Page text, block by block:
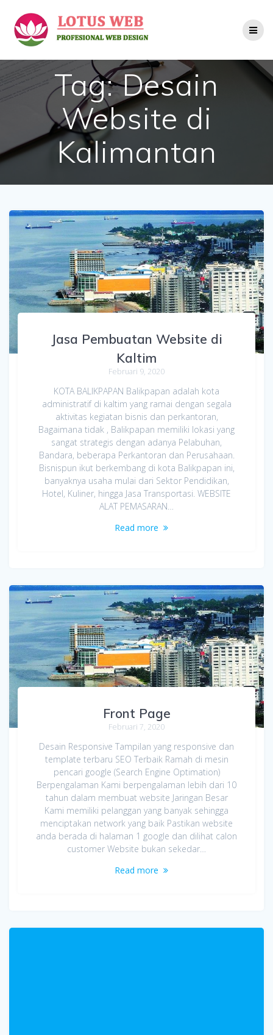
to
content
Tag:Desain
Website di
Kalimantan
Jasa Pembuatan Website di
Kaltim
Februari 9, 2020
KOTA BALIKPAPAN Balikpapan adalah kota
administratif di kaltim yang ramai dengan segala
aktivitas kegiatan bisnis dan perkantoran,
Bagaimana tidak , Balikpapan memiliki lokasi yang
sangat strategis dengan adanya Pelabuhan,
Bandara, beberapa Perkantoran dan Perusahaan.
Bisnispun ikut berkembang di kota Balikpapan ini,
banyaknya usaha mulai dari Sektor Pendidikan,
Hotel, Kuliner, hingga Jasa Transportasi. WEBSITE
ALAT PEMASARAN…
Read more
Front Page
Februari 7, 2020
Desain Responsive Tampilan yang responsive dan
template terbaru SEO Terbaik Ramah di mesin
pencari google (Search Engine Optimation)
Berpengalaman Kami berpengalaman lebih dari 10
tahun dalam membuat website Jaringan Besar
Kami memiliki pelanggan yang banyak sehingga
menciptakan network yang baik Pastikan website
anda berada di halaman 1 google dan dilihat calon
customer Website bukan sekedar…
Read more